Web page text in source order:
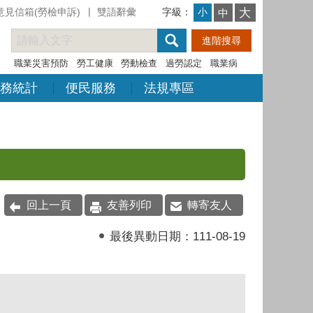
見信箱(勞檢申訴) 雙語辭彙 字級： 小 中 大
職業災害預防 勞工健康 勞動檢查 過勞認定 職業病
統計 便民服務 法規專區
回上一頁 友善列印 轉寄友人
最後異動日期： 111-08-19